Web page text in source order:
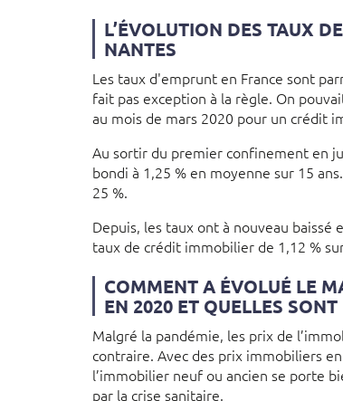
L’ÉVOLUTION DES TAUX
NANTES
Les taux d'emprunt en France sont
fait pas exception à la règle. On
au mois de mars 2020 pour un crédit
Au sortir du premier confinement en
bondi à 1,25 % en moyenne sur 15
25 %.
Depuis, les taux ont à nouveau
taux de crédit immobilier de 1,12 %
COMMENT A ÉVOLUÉ LE
EN 2020 ET QUELLES SONT
Malgré la pandémie, les prix de
contraire. Avec des prix immobiliers
l’immobilier neuf ou ancien se porte
par la crise sanitaire.